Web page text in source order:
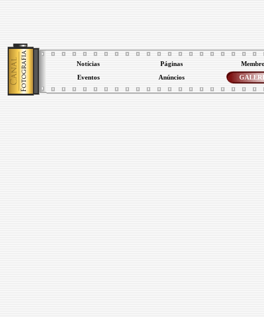
Notícias Páginas
Eventos Anúncios